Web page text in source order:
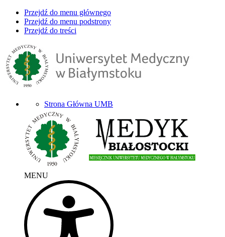
Przejdź do menu głównego
Przejdź do menu podstrony
Przejdź do treści
Strona Główna UMB
MENU